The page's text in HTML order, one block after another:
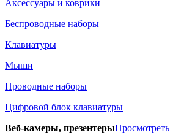
Аксессуары и коврики
Беспроводные наборы
Клавиатуры
Мыши
Проводные наборы
Цифровой блок клавиатуры
Веб-камеры, презентерыПросмотреть